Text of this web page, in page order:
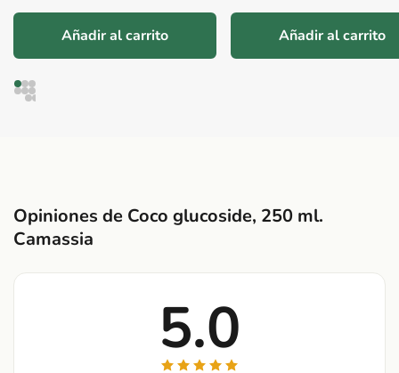
Añadir al carrito Añadir al carrito
Opiniones de Coco glucoside, 250 ml.
Camassia
5.0